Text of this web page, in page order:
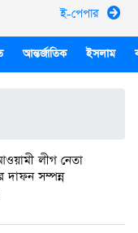
ই-পেপার
আন্তর্জাতিক ইসলাম
লীগ নেতা
দাফন সম্পন্ন